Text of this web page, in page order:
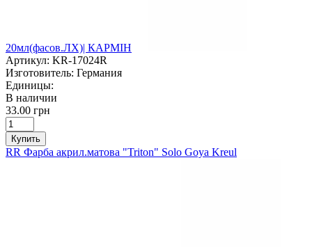
20мл(фасов.ЛХ)| КАРМІН
Артикул: KR-17024R
Изготовитель: Германия
Единицы:
В наличии
33.00 грн
Купить
RR Фарба акрил.матова "Triton" Solo Goya Kreul